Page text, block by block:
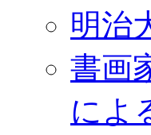
明治
書画
によ